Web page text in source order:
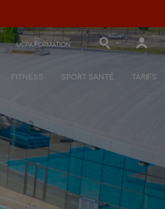
UCPA FORMATION
FITNESS SPORT SANTÉ TARIFS